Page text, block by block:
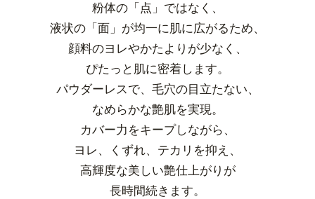
粉体の「点」ではなく、
液状の「面」が均一に肌に広がるため、
顔料のヨレやかたよりが少なく、
ぴたっと肌に密着します。
パウダーレスで、毛穴の目立たない、
なめらかな艶肌を実現。
カバー力をキープしながら、
ヨレ、くずれ、テカリを抑え、
高輝度な美しい艶仕上がりが
長時間続きます。